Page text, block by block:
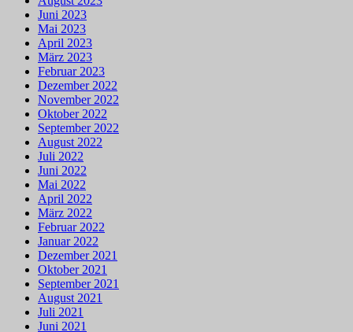
Juni 2023
Mai 2023
April 2023
März 2023
Februar 2023
Dezember 2022
November 2022
Oktober 2022
September 2022
August 2022
Juli 2022
Juni 2022
Mai 2022
April 2022
März 2022
Februar 2022
Januar 2022
Dezember 2021
Oktober 2021
September 2021
August 2021
Juli 2021
Juni 2021